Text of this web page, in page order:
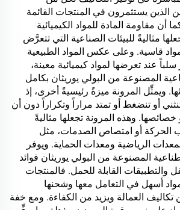
الذين يستثمرون في المنتجات القائمة
أن مقاومة المادة للمواد الكيميائية
مثاليةً للبيئات الصناعية التي تتعرَّض
قاسية. وعلى عكس المواد الطبيعية
سلباً عند تعرضها لمواد كيميائية معينة،
المصنوعة من البولي يوريثان بكامل
ويمثِّل المرونة ميزةً رئيسيةً أخرى، إذ
أو تنضغط أو تمتد مراراً وتكراراً دون أن
وهذه المرونة تجعلها مثاليةً
الحركة أو امتصاص الصدمات، مثل
الرياضية ومعدات الحماية. ويوفر
المصنوعة من البولي يوريثان فوائد
والتطبيقات القابلة للحمل. فالمنتجات
أسهل في التعامل معها وشحنها
تكاليف العمالة ويزيد من الكفاءة. ومع خفة